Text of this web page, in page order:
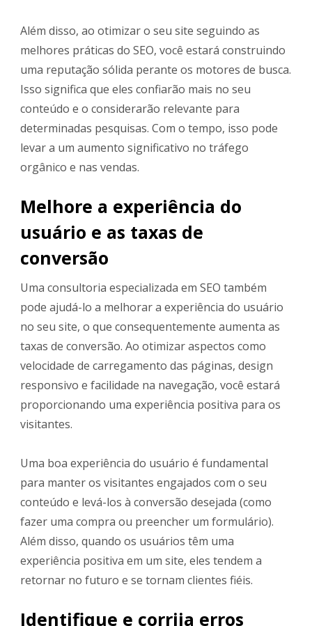
Além disso, ao otimizar o seu site seguindo as
melhores práticas do SEO, você estará construindo
uma reputação sólida perante os motores de busca.
Isso significa que eles confiarão mais no seu
conteúdo e o considerarão relevante para
determinadas pesquisas. Com o tempo, isso pode
levar a um aumento significativo no tráfego
orgânico e nas vendas.
Melhore a experiência do
usuário e as taxas de
conversão
Uma consultoria especializada em SEO também
pode ajudá-lo a melhorar a experiência do usuário
no seu site, o que consequentemente aumenta as
taxas de conversão. Ao otimizar aspectos como
velocidade de carregamento das páginas, design
responsivo e facilidade na navegação, você estará
proporcionando uma experiência positiva para os
visitantes.
Uma boa experiência do usuário é fundamental
para manter os visitantes engajados com o seu
conteúdo e levá-los à conversão desejada (como
fazer uma compra ou preencher um formulário).
Além disso, quando os usuários têm uma
experiência positiva em um site, eles tendem a
retornar no futuro e se tornam clientes fiéis.
Identifique e corrija erros